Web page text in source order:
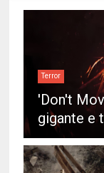
Terror
'Don't
gigante e